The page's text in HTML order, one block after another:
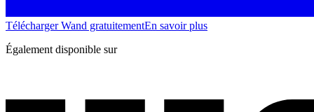
Télécharger Wand gratuitementEn savoir plus
Également disponible sur